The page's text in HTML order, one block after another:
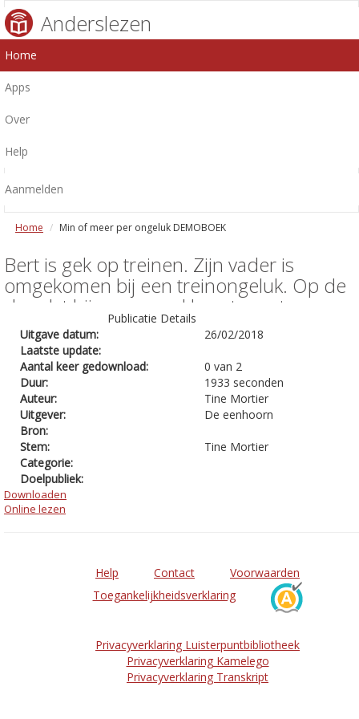
Anderslezen
Home
Apps
Over
Help
Aanmelden
Home Min of meer per ongeluk DEMOBOEK
Bert is gek op treinen. Zijn vader is
omgekomen bij een treinongeluk. Op de
dag dat hij een spreekbeurt moet
houden, neemt hij een besluit: ik word
een trein.
Publicatie Details
Uitgave datum:
26/02/2018
Laatste update:
Aantal keer gedownload:
0 van 2
Duur:
1933 seconden
Auteur:
Tine Mortier
Uitgever:
De eenhoorn
Bron:
Stem:
Tine Mortier
Categorie:
Doelpubliek:
Downloaden
Online lezen
Help Contact
Voorwaarden
Toegankelijkheidsverklaring
Privacyverklaring Luisterpuntbibliotheek
Privacyverklaring Kamelego
Privacyverklaring Transkript